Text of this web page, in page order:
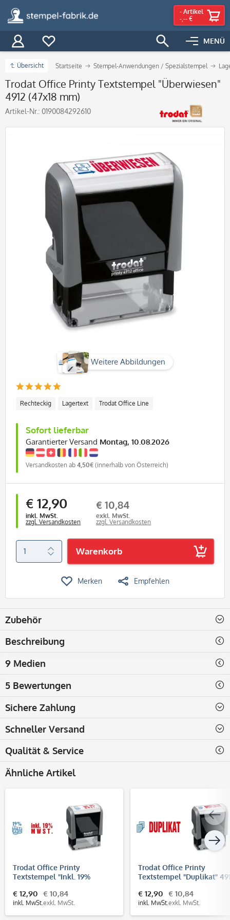
MENÜ
- Artikel
-,-- €
Übersicht Startseite Stempel-Anwendungen / Spezialstempel
Trodat Office Printy Textstempel "Überwiesen"
4912 (47x18 mm)
Artikel-Nr.: 0190084292610
Weitere Abbildungen
Rechteckig Lagertext Trodat Office Line
Sofort lieferbar
Garantierter Versand Montag, 10.08.2026
Versandkosten ab 4,50€ (innerhalb von Österreich)
€ 12,90
inkl. MwSt.
zzgl. Versandkosten
€ 10,84
exkl. MwSt.
zzgl. Versandkosten
Warenkorb
Merken Empfehlen
Zubehör
Beschreibung
9 Medien
5 Bewertungen
Sichere Zahlung
Schneller Versand
Qualität & Service
Ähnliche Artikel
Trodat Office Printy
Textstempel "Inkl. 19%
€ 12,90
inkl. MwSt.
€ 10,84
exkl. MwSt.
Trodat Office Printy
Textstempel "Duplikat"
€ 12,90
inkl. MwSt.
€ 10,84
exkl. MwSt.